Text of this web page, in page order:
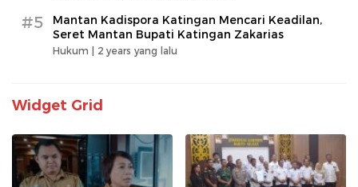
#5
Mantan Kadispora Katingan Mencari Keadilan,
Seret Mantan Bupati Katingan Zakarias
Hukum | 2 years yang lalu
Widget Grid